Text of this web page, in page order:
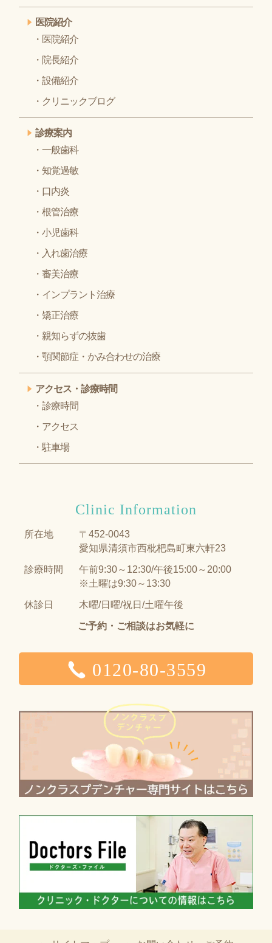
医院紹介
医院紹介
院長紹介
設備紹介
クリニックブログ
診療案内
一般歯科
知覚過敏
口内炎
根管治療
小児歯科
入れ歯治療
審美治療
インプラント治療
矯正治療
親知らずの抜歯
顎関節症・かみ合わせの治療
アクセス・診療時間
診療時間
アクセス
駐車場
Clinic Information
所在地
〒452-0043
愛知県清須市西枇杷島町東六軒23
診療時間
午前9:30～12:30/午後15:00～20:00
※土曜は9:30～13:30
休診日 木曜/日曜/祝日/土曜午後
ご予約・ご相談はお気軽に
0120-80-3559